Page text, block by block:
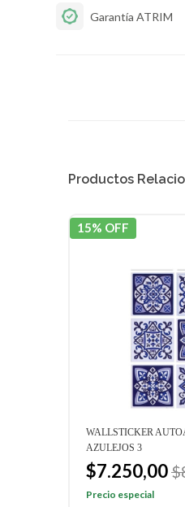
Garantía ATRIM
Productos
15% OFF
WALLSTICKER
AZULEJOS 3
$7.250,00
Precio especial